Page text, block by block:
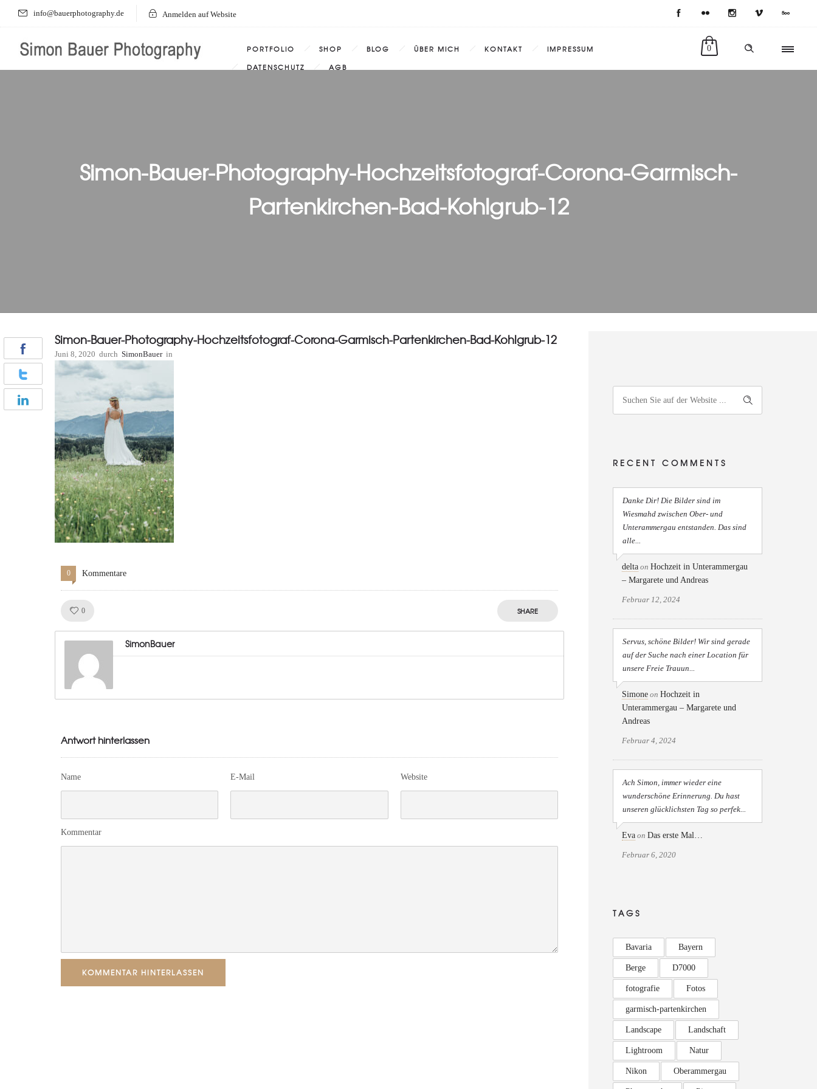
info@bauerphotography.de Anmelden auf Website
0
PORTFOLIO SHOP BLOG ÜBER MICH KONTAKT
IMPRESSUM
DATENSCHUTZ
AGB
Simon-Bauer-Photography-Hochzeitsfotograf-Corona-Garmisch-
Partenkirchen-Bad-Kohlgrub-12
Simon-Bauer-Photography-Hochzeitsfotograf-Corona-Garmisch-Partenkirchen-Bad-Kohlgrub-12
Juni 8, 2020 durch SimonBauer in
0 Kommentare
0 SHARE
SimonBauer
Antwort hinterlassen
Name E-Mail Website
Kommentar
KOMMENTAR HINTERLASSEN
RECENT COMMENTS
Danke Dir! Die Bilder sind im
Wiesmahd zwischen Ober- und
Unterammergau entstanden. Das sind
alle...
delta on Hochzeit in Unterammergau
– Margarete und Andreas
Februar 12, 2024
Servus, schöne Bilder! Wir sind gerade
auf der Suche nach einer Location für
unsere Freie Trauun...
Simone on Hochzeit in
Unterammergau – Margarete und
Andreas
Februar 4, 2024
Ach Simon, immer wieder eine
wunderschöne Erinnerung. Du hast
unseren glücklichsten Tag so perfek...
Eva on Das erste Mal…
Februar 6, 2020
TAGS
Bavaria Bayern
Berge D7000
fotografie Fotos
garmisch-partenkirchen
Landscape Landschaft
Lightroom Natur
Nikon Oberammergau